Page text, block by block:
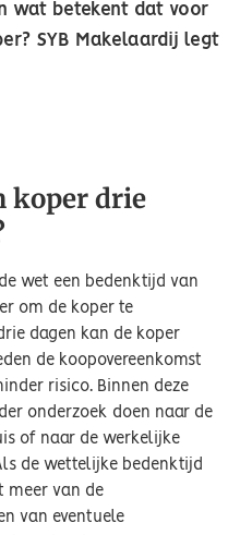
wat betekent dat voor
SYB Makelaardij legt
koper drie
wet een bedenktijd van
om de koper te
dagen kan de koper
de koopovereenkomst
risico. Binnen deze
onderzoek doen naar de
of naar de werkelijke
de wettelijke bedenktijd
meer van de
van eventuele